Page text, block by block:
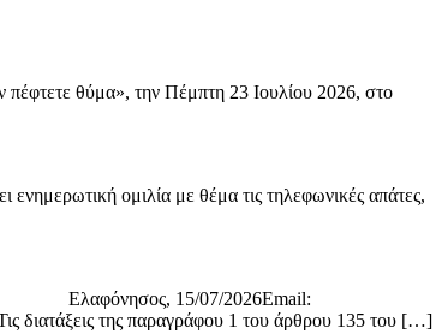
πέφτετε θύμα», την Πέμπτη 23 Ιουλίου 2026, στο
ομιλία με θέμα τις τηλεφωνικές απάτες,
15/07/2026Email:
παραγράφου 1 του άρθρου 135 του […]